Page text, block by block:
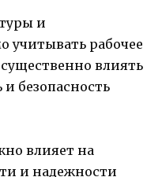
и
учитывать рабочее
влиять
безопасность
влияет на
и надежности